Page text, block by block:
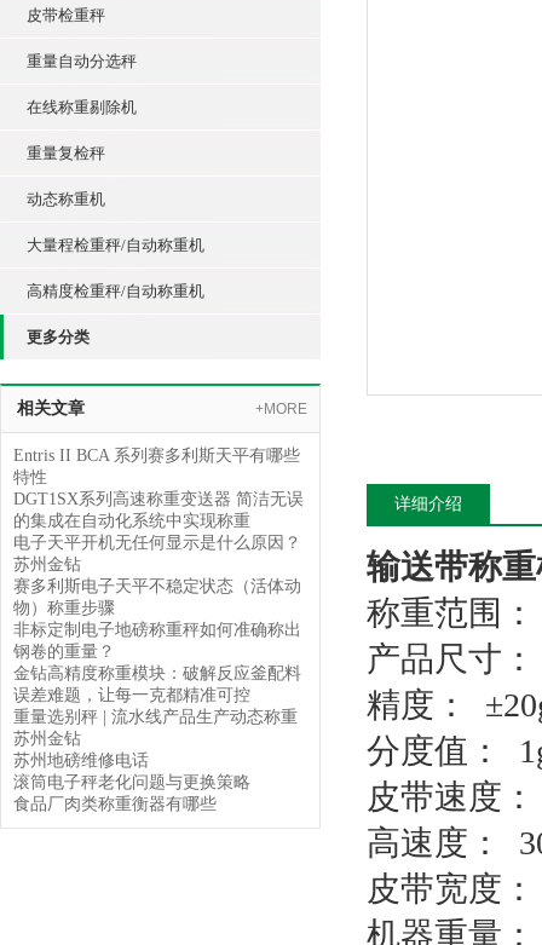
皮带检重秤
重量自动分选秤
在线称重剔除机
重量复检秤
动态称重机
大量程检重秤/自动称重机
高精度检重秤/自动称重机
更多分类
相关文章 +MORE
Entris II BCA 系列赛多利斯天平有哪些
特性
DGT1SX系列高速称重变送器 简洁无误
的集成在自动化系统中实现称重
电子天平开机无任何显示是什么原因？
苏州金钻
赛多利斯电子天平不稳定状态（活体动
物）称重步骤
非标定制电子地磅称重秤如何准确称出
钢卷的重量？
金钻高精度称重模块：破解反应釜配料
误差难题，让每一克都精准可控
重量选别秤 | 流水线产品生产动态称重
苏州金钻
苏州地磅维修电话
滚筒电子秤老化问题与更换策略
食品厂肉类称重衡器有哪些
详细介绍
输送带称
称重范围
产品尺寸
精度：
分度值：
皮带速度
高速度：
皮带宽度
机器重量